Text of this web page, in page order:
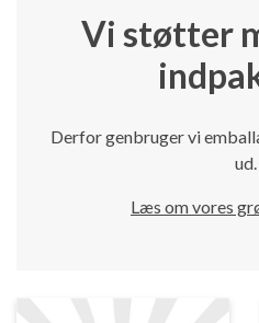
Vi støtter
Derfor genbruger vi
ud.
Læs om vores